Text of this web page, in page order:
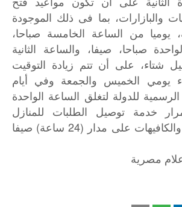
والبازارات، بما فى ذلك الموجودة
يوميا من الساعة الخامسة صباحا،
صباحا، صيفا، والساعة الثانية
شتاء، على أن تتم زيادة التوقيت
يومي الخميس والجمعة وفي أيام
الرسمية للدولة لتغلق الساعة الواحدة
خدمة توصيل الطلبات للمنازل
بالنسبة للمطاعم والكافيهات على مدار (24 ساعة) صيفا
مصرية